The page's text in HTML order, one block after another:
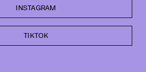
INSTAGRAM
TIKTOK